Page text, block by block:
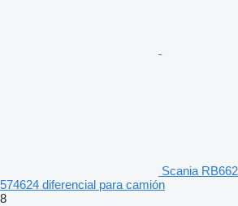
Scania
574624 diferencial para camión
8